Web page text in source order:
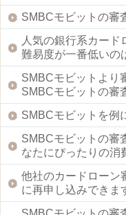
SMBCモビットの審
人気の銀行系カー
難易度が一番低いの
SMBCモビットより
SMBCモビットの審
SMBCモビットを例
SMBCモビットの審
なたにぴったりの消
他社のカードローン
に再申し込みできま